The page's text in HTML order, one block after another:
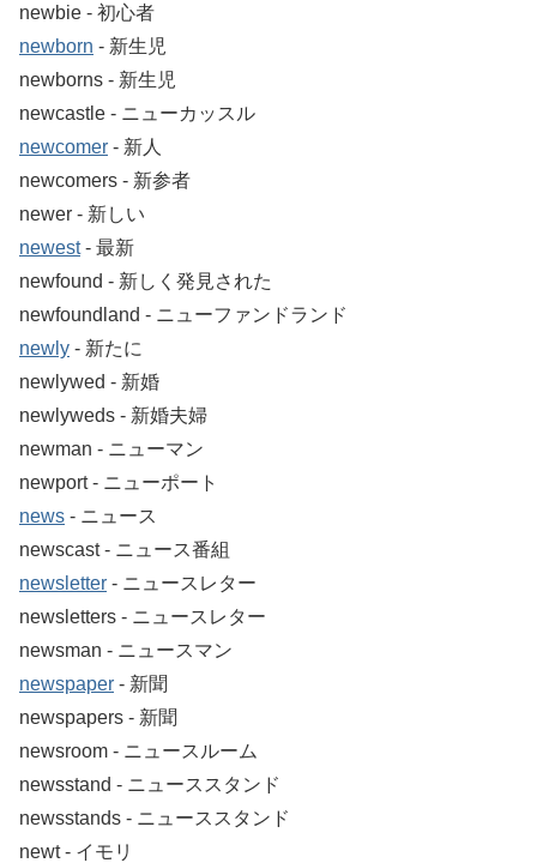
newbie ‐ 初心者
newborn ‐ 新生児
newborns ‐ 新生児
newcastle ‐ ニューカッスル
newcomer ‐ 新人
newcomers ‐ 新参者
newer ‐ 新しい
newest‐ 最新
newfound ‐ 新しく発見された
newfoundland ‐ ニューファンドランド
newly ‐ 新たに
newlywed ‐ 新婚
newlyweds ‐ 新婚夫婦
newman ‐ ニューマン
newport ‐ ニューポート
news ‐ ニュース
newscast ‐ ニュース番組
newsletter ‐ ニュースレター
newsletters ‐ ニュースレター
newsman ‐ ニュースマン
newspaper ‐ 新聞
newspapers ‐ 新聞
newsroom ‐ ニュースルーム
newsstand ‐ ニューススタンド
newsstands ‐ ニューススタンド
newt ‐ イモリ